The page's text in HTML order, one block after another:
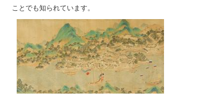
ことでも知られています。